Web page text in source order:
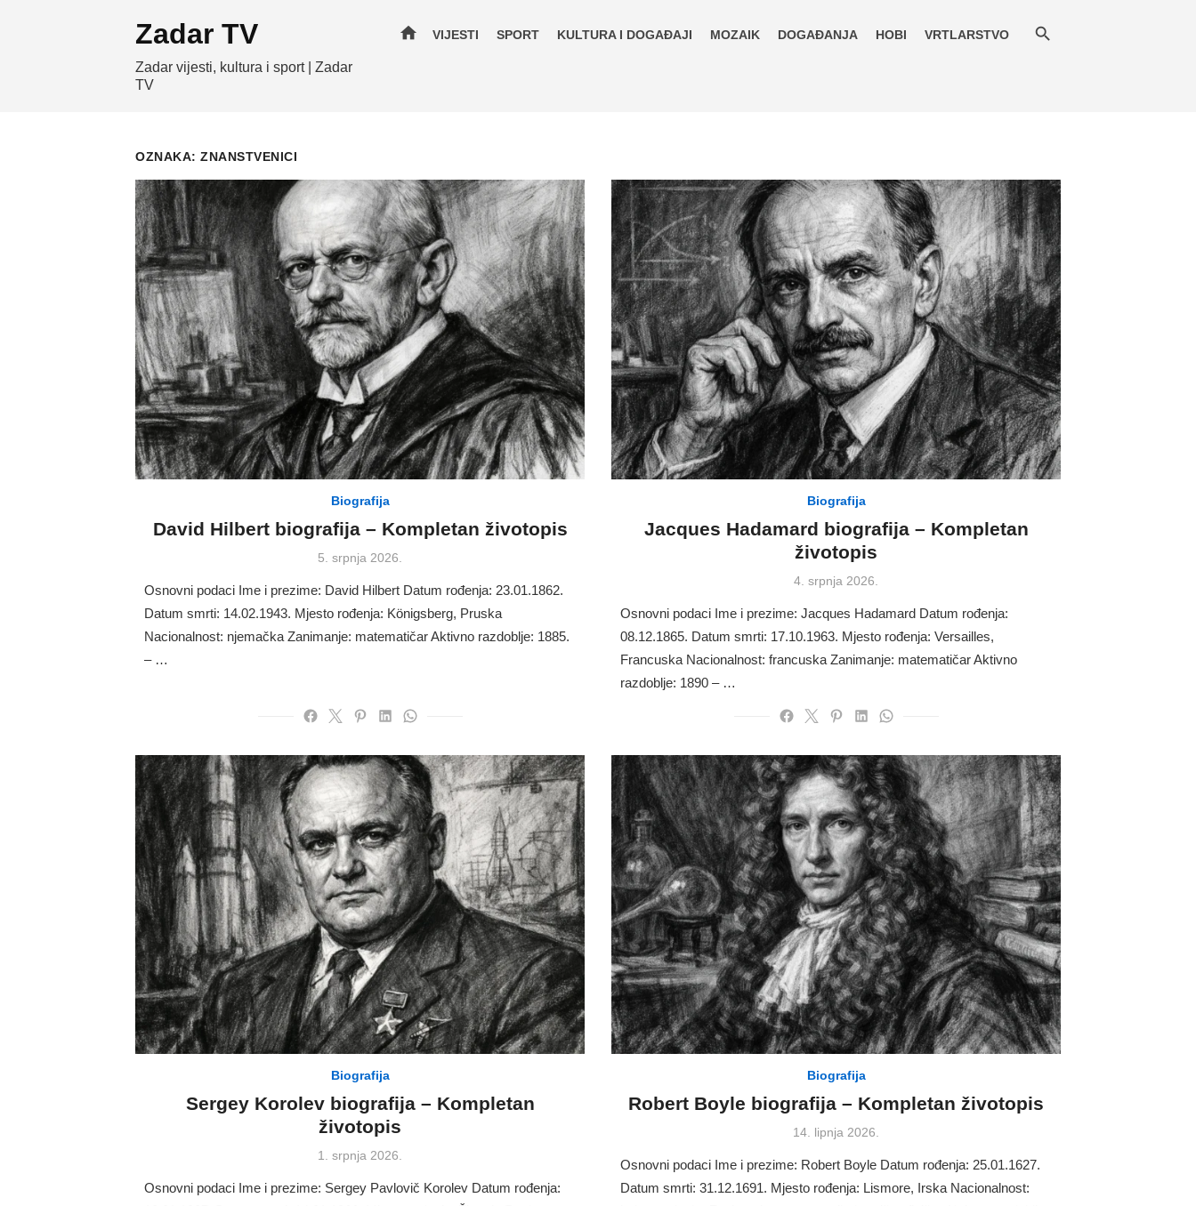
Zadar TV
Zadar vijesti, kultura i sport | Zadar
TV
home VIJESTI SPORT KULTURA I DOGAĐAJI MOZAIK DOGAĐANJA HOBI VRTLARSTVO
OZNAKA: ZNANSTVENICI
Biografija
David Hilbert biografija – Kompletan životopis
Posted
5. srpnja 2026.
Osnovni podaci Ime i prezime: David Hilbert Datum rođenja: 23.01.1862.
Datum smrti: 14.02.1943. Mjesto rođenja: Königsberg, Pruska
Nacionalnost: njemačka Zanimanje: matematičar Aktivno razdoblje: 1885.
– …
Biografija
Jacques Hadamard biografija – Kompletan
životopis
Posted
4. srpnja 2026.
Osnovni podaci Ime i prezime: Jacques Hadamard Datum rođenja:
08.12.1865. Datum smrti: 17.10.1963. Mjesto rođenja: Versailles,
Francuska Nacionalnost: francuska Zanimanje: matematičar Aktivno
razdoblje: 1890 – …
Biografija
Sergey Korolev biografija – Kompletan
životopis
Posted
1. srpnja 2026.
Osnovni podaci Ime i prezime: Sergey Pavlovič Korolev Datum rođenja:
Biografija
Robert Boyle biografija – Kompletan životopis
Posted
14. lipnja 2026.
Osnovni podaci Ime i prezime: Robert Boyle Datum rođenja: 25.01.1627.
Datum smrti: 31.12.1691. Mjesto rođenja: Lismore, Irska Nacionalnost: